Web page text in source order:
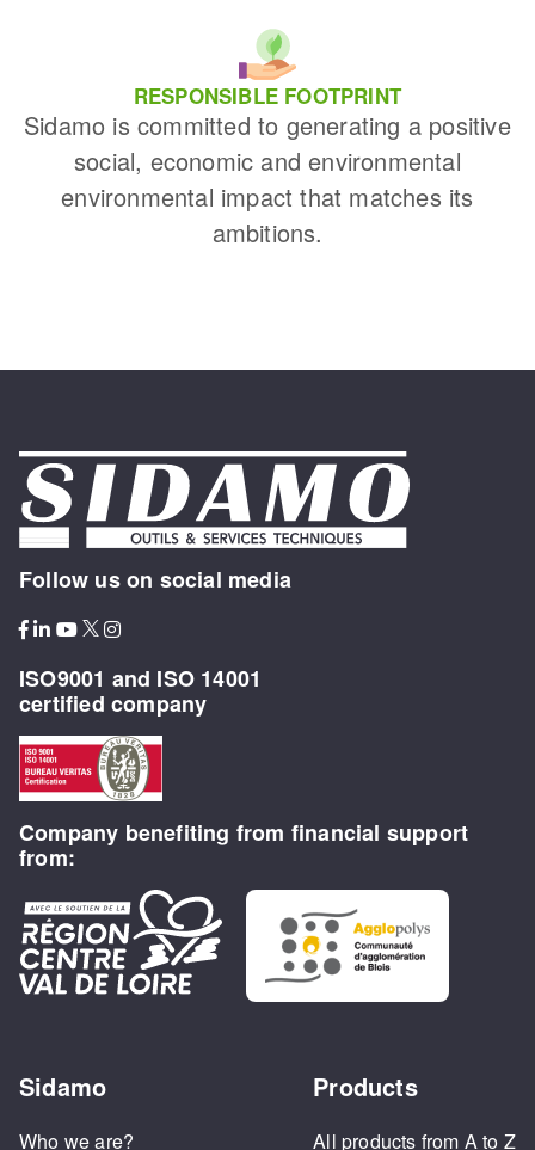
RESPONSIBLE FOOTPRINT
Sidamo is committed to generating a positive
social, economic and environmental
environmental impact that matches its
ambitions.
Follow us on social media
ISO9001 and ISO 14001
certified company
Company benefiting from financial support
from:
Sidamo
Who we are?
Products
All products from A to Z